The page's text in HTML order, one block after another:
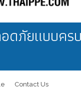
ดภัยแบบคร
Contact Us